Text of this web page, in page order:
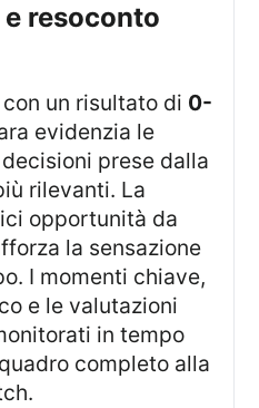
un risultato di 0-
evidenzia le
prese dalla
rilevanti. La
opportunità da
la sensazione
I momenti chiave,
e le valutazioni
in tempo
completo alla